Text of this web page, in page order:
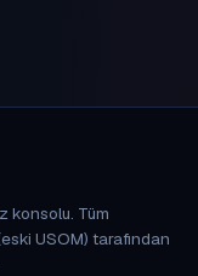
konsolu. Tüm
USOM) tarafından